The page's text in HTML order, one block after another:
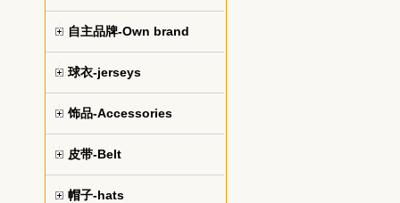
自主品牌-Own brand
球衣-jerseys
饰品-Accessories
皮带-Belt
帽子-hats